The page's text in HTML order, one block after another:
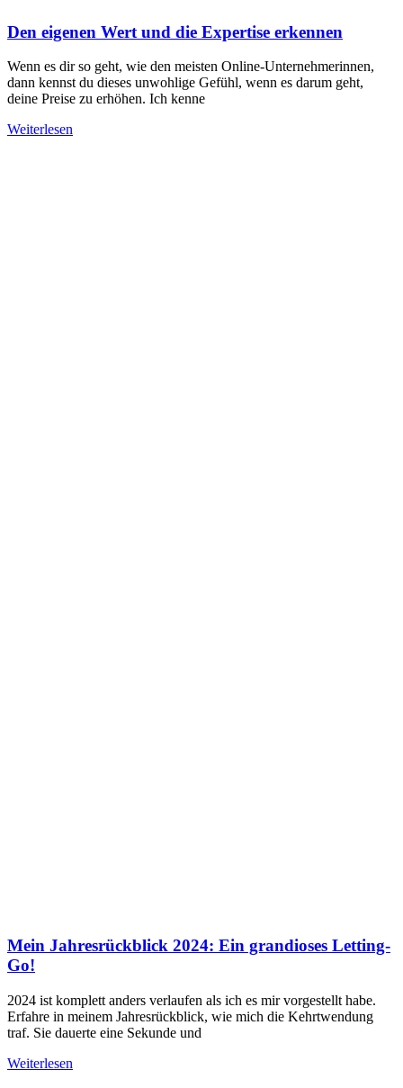
Den eigenen Wert und die Expertise erkennen
Wenn es dir so geht, wie den meisten Online-Unternehmerinnen,
dann kennst du dieses unwohlige Gefühl, wenn es darum geht,
deine Preise zu erhöhen. Ich kenne
Weiterlesen
Mein Jahresrückblick 2024: Ein grandioses Letting-
Go!
2024 ist komplett anders verlaufen als ich es mir vorgestellt habe.
Erfahre in meinem Jahresrückblick, wie mich die Kehrtwendung
traf. Sie dauerte eine Sekunde und
Weiterlesen